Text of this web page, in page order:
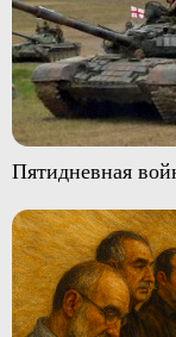
Пятидневная